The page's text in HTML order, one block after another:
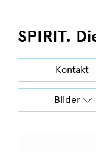
SPIRIT.
Kontakt
Bilder